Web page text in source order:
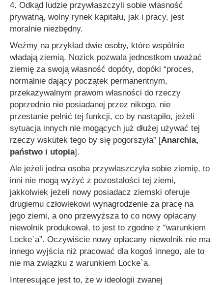
4. Odkąd ludzie przywłaszczyli sobie własność
prywatną, wolny rynek kapitału, jak i pracy, jest
moralnie niezbędny.
Weźmy na przykład dwie osoby, które wspólnie
władają ziemią. Nozick pozwala jednostkom uważać
ziemię za swoją własność dopóty, dopóki “proces,
normalnie dający początek permanentnym,
przekazywalnym prawom własności do rzeczy
poprzednio nie posiadanej przez nikogo, nie
przestanie pełnić tej funkcji, co by nastąpiło, jeżeli
sytuacja innych nie mogących już dłużej używać tej
rzeczy wskutek tego by się pogorszyła” [Anarchia,
państwo i utopia].
Ale jeżeli jedna osoba przywłaszczyła sobie ziemię, to
inni nie mogą wyżyć z pozostałości tej ziemi,
jakkolwiek jeżeli nowy posiadacz ziemski oferuje
drugiemu człowiekowi wynagrodzenie za pracę na
jego ziemi, a ono przewyższa to co nowy opłacany
niewolnik produkował, to jest to zgodne z “warunkiem
Locke`a”. Oczywiście nowy opłacany niewolnik nie ma
innego wyjścia niż pracować dla kogoś innego, ale to
nie ma związku z warunkiem Locke`a.
Interesujące jest to, że w ideologii zwanej